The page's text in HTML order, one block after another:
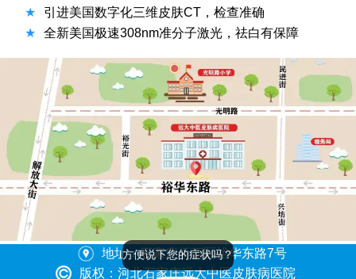
★
引进美国数字化三维皮肤CT，检查准确
★
全新美国极速308nm准分子激光，祛白有保障
地址：石家庄桥西区裕华东路7号
版权：河北石家庄远大中医皮肤病医院
方便说下您的症状吗？